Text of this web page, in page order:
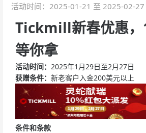
活动时间：2025-01-21 至 2025-02-27
Tickmill新春优惠，
等你拿
活动时间： 2025年1月29日至2月27日
获赠条件： 新老客户入金200美元以上
条件和条款